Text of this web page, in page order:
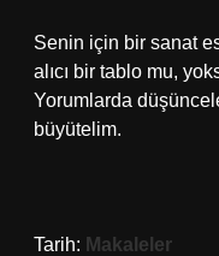
Senin için bir sanat
alıcı bir tablo mu,
Yorumlarda
büyütelim.
Tarih: Makaleler